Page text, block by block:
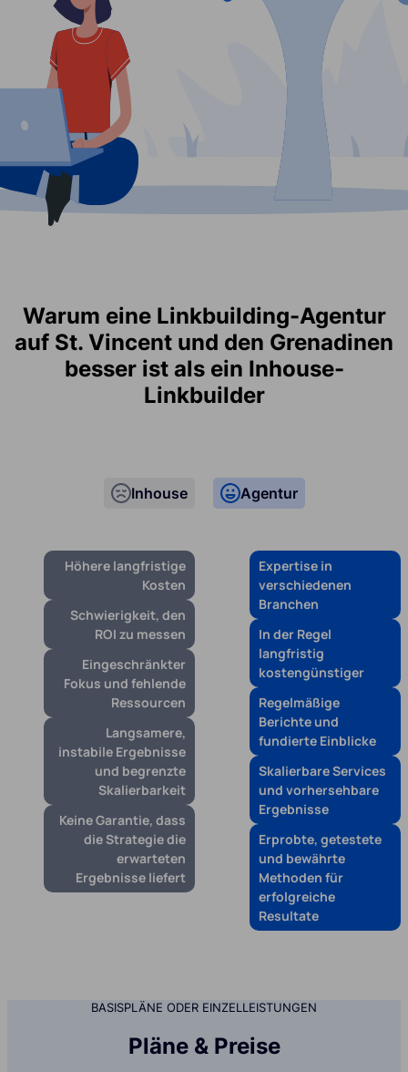
Warum eine Linkbuilding-Agentur
auf St. Vincent und den Grenadinen
besser ist als ein Inhouse-
Linkbuilder
Inhouse
Höhere langfristige
Kosten
Schwierigkeit, den
ROI zu messen
Eingeschränkter
Fokus und fehlende
Ressourcen
Langsamere,
instabile Ergebnisse
und begrenzte
Skalierbarkeit
Keine Garantie, dass
die Strategie die
erwarteten
Ergebnisse liefert
Agentur
Expertise in
verschiedenen
Branchen
In der Regel
langfristig
kostengünstiger
Regelmäßige
Berichte und
fundierte Einblicke
Skalierbare Services
und vorhersehbare
Ergebnisse
Erprobte, getestete
und bewährte
Methoden für
erfolgreiche
Resultate
BASISPLÄNE ODER EINZELLEISTUNGEN
Pläne & Preise